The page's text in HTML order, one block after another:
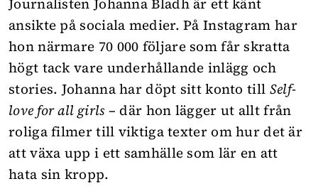
ansikte på sociala medier. På Instagram har
hon närmare 70 000 följare som får skratta
högt tack vare underhållande inlägg och
stories. Johanna har döpt sitt konto till Self-
love for all girls– där hon lägger ut allt från
roliga filmer till viktiga texter om hur det är
att växa upp i ett samhälle som lär en att
hata sin kropp.